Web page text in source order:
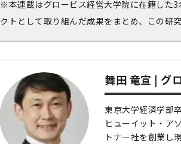
※本連載はグロービス経営大学院に在籍した
クトとして取り組んだ成果をまとめ、この研
舞田 竜宣 | グ
東京大学経済学部
ヒューイット・ア
トナー社を創業し